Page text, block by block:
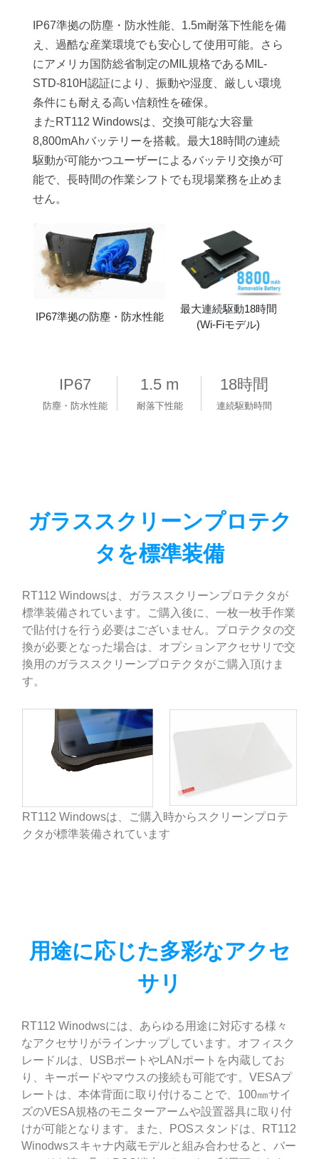
IP67準拠の防塵・防水性能、1.5m耐落下性能を備
え、過酷な産業環境でも安心して使用可能。さら
にアメリカ国防総省制定のMIL規格であるMIL-
STD-810H認証により、振動や湿度、厳しい環境
条件にも耐える高い信頼性を確保。
またRT112 Windowsは、交換可能な大容量
8,800mAhバッテリーを搭載。最大18時間の連続
駆動が可能かつユーザーによるバッテリ交換が可
能で、長時間の作業シフトでも現場業務を止めま
せん。
IP67準拠の防塵・防水性能
最大連続駆動18時間
(Wi-Fiモデル)
IP67
防塵・防水性能
1.5 m
耐落下性能
18時間
連続駆動時間
ガラススクリーンプロテク
タを標準装備
RT112 Windowsは、ガラススクリーンプロテクタが
標準装備されています。ご購入後に、一枚一枚手作業
で貼付けを行う必要はございません。プロテクタの交
換が必要となった場合は、オプションアクセサリで交
換用のガラススクリーンプロテクタがご購入頂けま
す。
RT112 Windowsは、ご購入時からスクリーンプロテ
クタが標準装備されています
用途に応じた多彩なアクセ
サリ
RT112 Winodwsには、あらゆる用途に対応する様々
なアクセサリがラインナップしています。オフィスク
レードルは、USBポートやLANポートを内蔵してお
り、キーボードやマウスの接続も可能です。VESAプ
レートは、本体背面に取り付けることで、100㎜サイ
ズのVESA規格のモニターアームや設置器具に取り付
けが可能となります。また、POSスタンドは、RT112
Winodwsスキャナ内蔵モデルと組み合わせると、バー